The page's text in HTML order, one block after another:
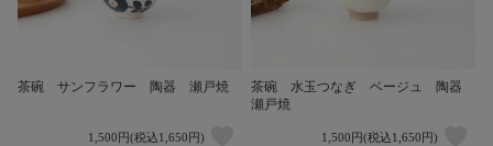
茶碗 サンフラワー 陶器 瀬戸焼
1,500円(税込1,650円)
茶碗 水玉つなぎ ベージュ 陶器
瀬戸焼
1,500円(税込1,650円)